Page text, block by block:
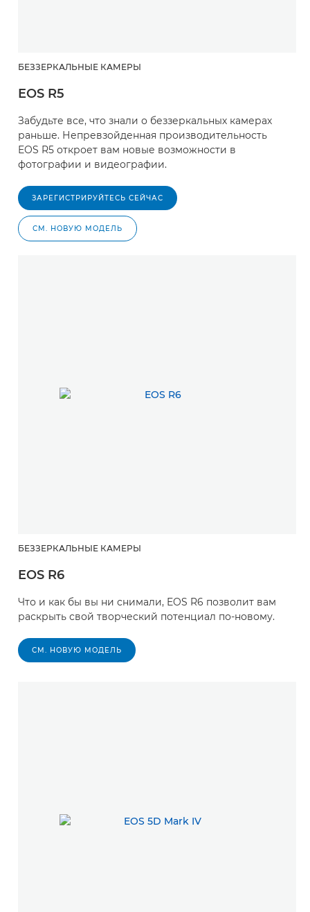
БЕЗЗЕРКАЛЬНЫЕ КАМЕРЫ
EOS R5
Забудьте все, что знали о беззеркальных камерах
раньше. Непревзойденная производительность
EOS R5 откроет вам новые возможности в
фотографии и видеографии.
ЗАРЕГИСТРИРУЙТЕСЬ СЕЙЧАС
СМ. НОВУЮ МОДЕЛЬ
БЕЗЗЕРКАЛЬНЫЕ КАМЕРЫ
EOS R6
Что и как бы вы ни снимали, EOS R6 позволит вам
раскрыть свой творческий потенциал по-новому.
СМ. НОВУЮ МОДЕЛЬ